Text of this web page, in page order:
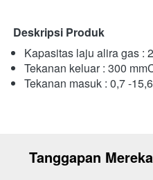
Deskripsi Produk
Kapasitas laju alira gas :
Tekanan keluar : 300
Tekanan masuk : 0,7 -
Tanggapan